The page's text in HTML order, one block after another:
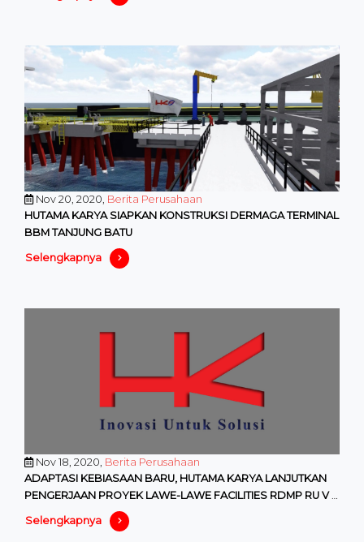
Nov 20, 2020, Berita Perusahaan
HUTAMA KARYA SIAPKAN KONSTRUKSI DERMAGA TERMINAL
BBM TANJUNG BATU
Selengkapnya
Nov 18, 2020, Berita Perusahaan
ADAPTASI KEBIASAAN BARU, HUTAMA KARYA LANJUTKAN
PENGERJAAN PROYEK LAWE-LAWE FACILITIES RDMP RU V –
BALIKPAPAN
Selengkapnya